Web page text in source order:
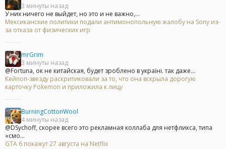
3 минуты назад
У них ничего не выйдет, но это и не важно,...
Мексиканские политики подали антимонопольную жалобу на Sony из-
за отказа от физических игр
mrGrim
3 минуты назад
@Fortuna, ок не китайская, будет зроблено в україні. так даже...
Кейпоп-звезду раскритиковали за то, что она вскрыла дорогую
карточку Pokemon и приложила к лицу
BurningCottonWool
4 минуты назад
@DSychoff, скорее всего это рекламная коллаба для нетфликса, типа
«смо...
GTA 6 покажут 27 августа на Netflix